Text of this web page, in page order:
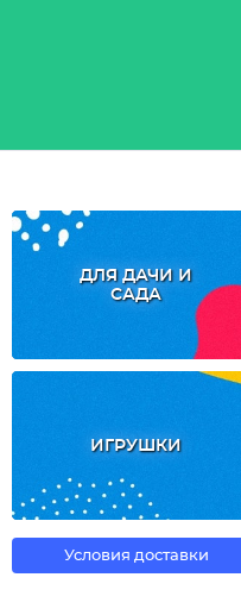
ДЛЯ ДАЧИ И
САДА
ИГРУШКИ
Условия доставки